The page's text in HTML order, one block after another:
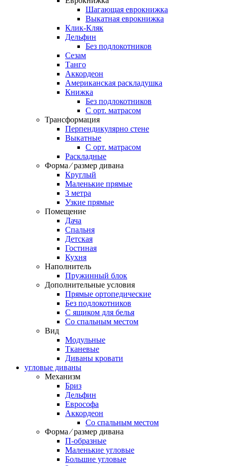
Шагающая еврокнижка
Выкатная еврокнижка
Клик-Кляк
Дельфин
Без подлокотников
Сезам
Танго
Аккордеон
Американская раскладушка
Книжка
Без подлокотников
С орт. матрасом
Трансформация
Перпендикулярно стене
Выкатные
С орт. матрасом
Раскладные
Форма ⁄ размер дивана
Круглый
Маленькие прямые
3 метра
Узкие прямые
Помещение
Дача
Спальня
Детская
Гостиная
Кухня
Наполнитель
Пружинный блок
Дополнительные условия
Прямые ортопедические
Без подлокотников
С ящиком для белья
Со спальным местом
Вид
Модульные
Тканевые
Диваны кровати
угловые диваны
Механизм
Бриз
Дельфин
Еврософа
Аккордеон
Со спальным местом
Форма ⁄ размер дивана
П-образные
Маленькие угловые
Большие угловые